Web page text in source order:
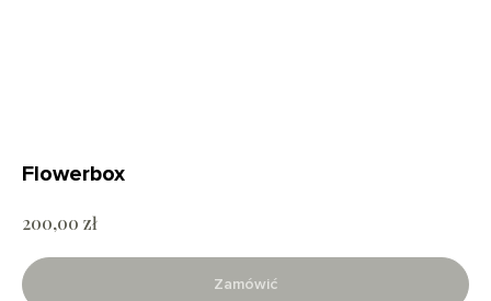
Flowerbox
200,00 zł
Zamówić